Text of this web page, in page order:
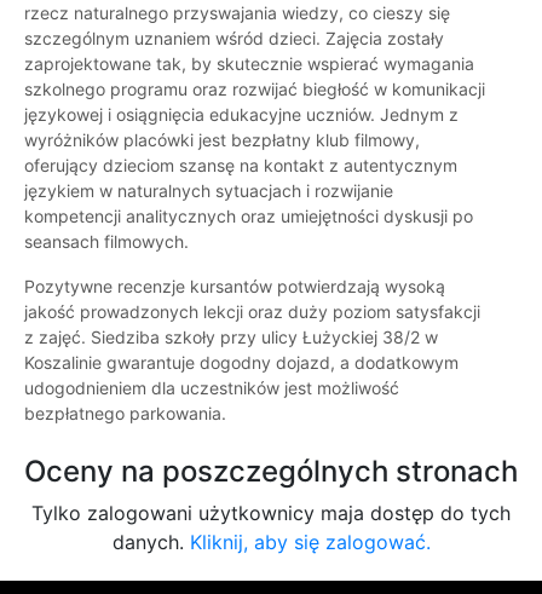
rzecz naturalnego przyswajania wiedzy, co cieszy się
szczególnym uznaniem wśród dzieci. Zajęcia zostały
zaprojektowane tak, by skutecznie wspierać wymagania
szkolnego programu oraz rozwijać biegłość w komunikacji
językowej i osiągnięcia edukacyjne uczniów. Jednym z
wyróżników placówki jest bezpłatny klub filmowy,
oferujący dzieciom szansę na kontakt z autentycznym
językiem w naturalnych sytuacjach i rozwijanie
kompetencji analitycznych oraz umiejętności dyskusji po
seansach filmowych.
Pozytywne recenzje kursantów potwierdzają wysoką
jakość prowadzonych lekcji oraz duży poziom satysfakcji
z zajęć. Siedziba szkoły przy ulicy Łużyckiej 38/2 w
Koszalinie gwarantuje dogodny dojazd, a dodatkowym
udogodnieniem dla uczestników jest możliwość
bezpłatnego parkowania.
Oceny na poszczególnych stronach
Tylko zalogowani użytkownicy maja dostęp do tych
danych. Kliknij, aby się zalogować.